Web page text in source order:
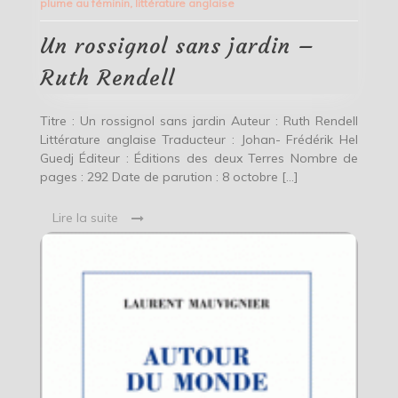
Ruth
Rendell
plume au féminin, littérature anglaise
Un rossignol sans jardin –
Ruth Rendell
Titre : Un rossignol sans jardin Auteur : Ruth Rendell
Littérature anglaise Traducteur : Johan- Frédérik Hel
Guedj Éditeur : Éditions des deux Terres Nombre de
pages : 292 Date de parution : 8 octobre […]
Lire la suite